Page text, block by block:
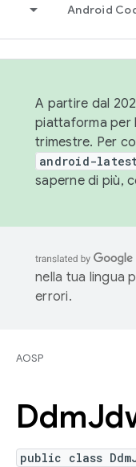
Android
A partire dal
piattaforma per
trimestre. Per
android-
saperne di più,
nella tua lingua
errori.
AOSP
Ddm
public class